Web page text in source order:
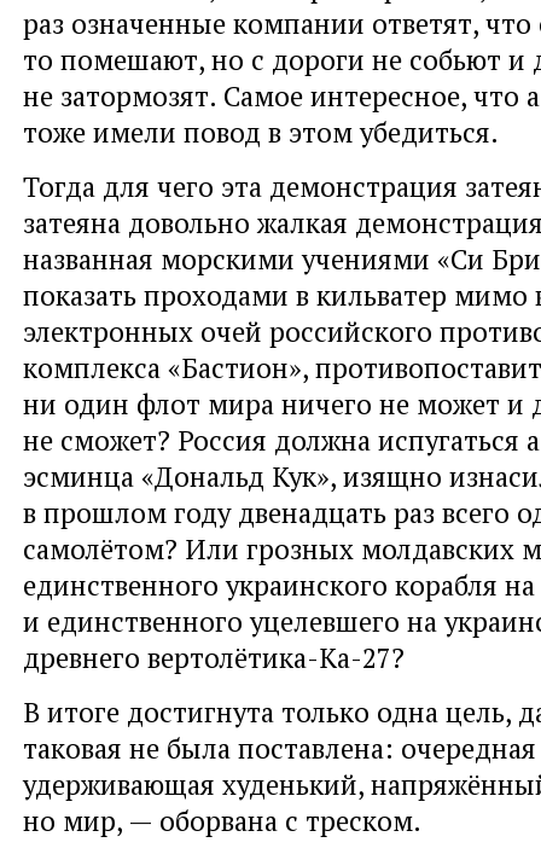
раз означенные компании ответят,
то помешают, но с дороги не собьют и
не затормозят. Самое интересное, что
тоже имели повод в этом убедиться.
Тогда для чего эта демонстрация
затеяна довольно жалкая
названная морскими учениями «Си
показать проходами в кильватер
электронных очей российского
комплекса «Бастион»,
ни один флот мира ничего не может и
не сможет? Россия должна испугаться
эсминца «Дональд Кук», изящно
в прошлом году двенадцать раз всего
самолётом? Или грозных молдавских
единственного украинского корабля
и единственного уцелевшего на
древнего вертолётика-Ка-27?
В итоге достигнута только одна цель,
таковая не была поставлена:
удерживающая худенький,
но мир, — оборвана с треском.